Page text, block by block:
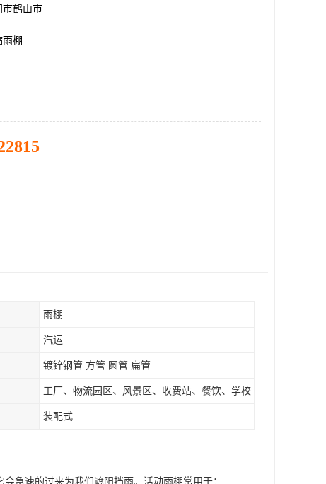
市鹤山市
雨棚
雨棚
汽运
镀锌钢管 方管 圆管 扁管
工厂、物流园区、风景区、收费站、餐饮、学校
装配式
急速的过来为我们遮阳挡雨。活动雨棚常用于：